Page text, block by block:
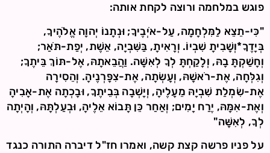
פוגש במלחמה ורוצה לקחת אותה:
"כִּי-תֵצֵא לַמִּלְחָמָה, עַל-אֹיְבֶיךָ; וּנְתָנוֹ יְהוָה אֱלֹהֶיךָ,
בְּיָדֶךָ*וְשָׁבִיתָ שִׁבְיוֹ. וְרָאִיתָ, בַּשִּׁבְיָה, אֵשֶׁת, יְפַת-תֹּאַר;
וְחָשַׁקְתָּ בָהּ, וְלָקַחְתָּ לְךָ לְאִשָּׁה. וַהֲבֵאתָהּ, אֶל-תּוֹךְ בֵּיתֶךָ;
וְגִלְּחָה, אֶת-רֹאשָׁהּ, וְעָשְׂתָה, אֶת-צִפָּרְנֶיהָ. וְהֵסִירָה
אֶת-שִׂמְלַת שִׁבְיָהּ מֵעָלֶיהָ, וְיָשְׁבָה בְּבֵיתֶךָ, וּבָכְתָה אֶת-אָבִיהָ
וְאֶת-אִמָּהּ, יֶרַח יָמִים; וְאַחַר כֵּן תָּבוֹא אֵלֶיהָ, וּבְעַלְתָּהּ, וְהָיְתָה
לְךָ, לְאִשָּׁה"
על פניו פרשה קצת קשה, ואמרו חז"ל דיברה התורה כנגד